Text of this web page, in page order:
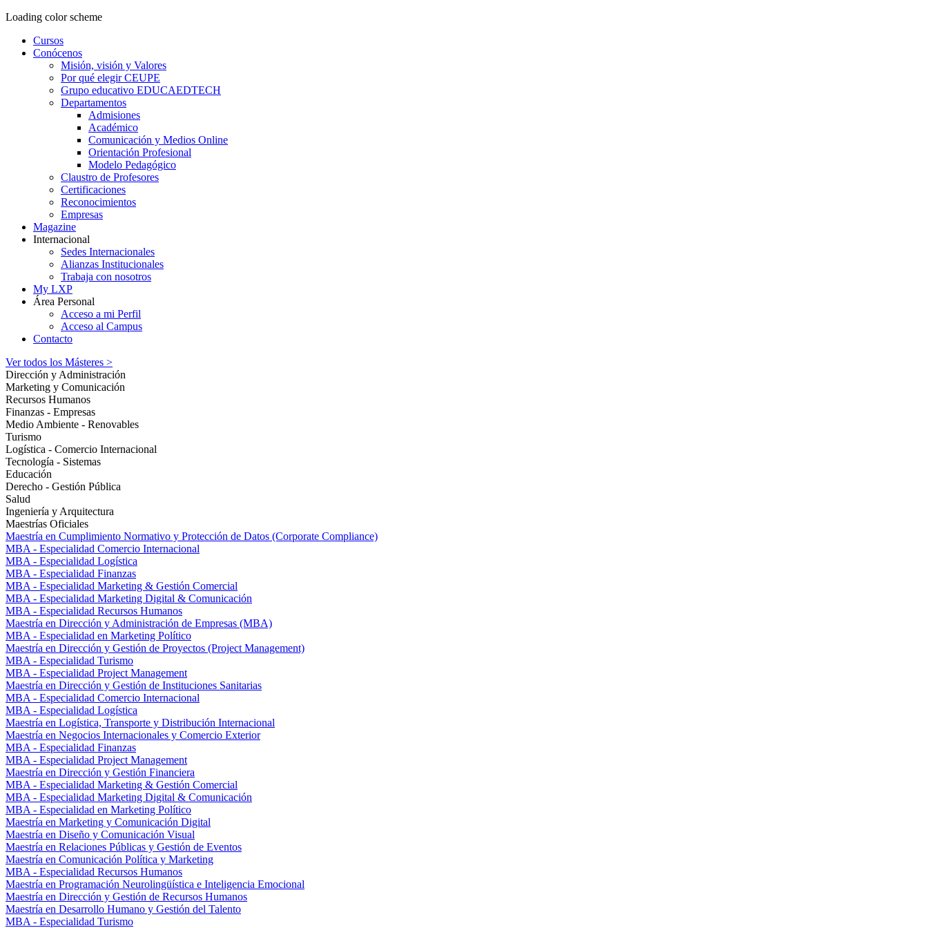
Loading color scheme
Cursos
Conócenos
Misión, visión y Valores
Por qué elegir CEUPE
Grupo educativo EDUCAEDTECH
Departamentos
Admisiones
Académico
Comunicación y Medios Online
Orientación Profesional
Modelo Pedagógico
Claustro de Profesores
Certificaciones
Reconocimientos
Empresas
Magazine
Internacional
Sedes Internacionales
Alianzas Institucionales
Trabaja con nosotros
My LXP
Área Personal
Acceso a mi Perfil
Acceso al Campus
Contacto
Ver todos los Másteres >
Dirección y Administración
Marketing y Comunicación
Recursos Humanos
Finanzas - Empresas
Medio Ambiente - Renovables
Turismo
Logística - Comercio Internacional
Tecnología - Sistemas
Educación
Derecho - Gestión Pública
Salud
Ingeniería y Arquitectura
Maestrías Oficiales
Maestría en Cumplimiento Normativo y Protección de Datos (Corporate Compliance)
MBA - Especialidad Comercio Internacional
MBA - Especialidad Logística
MBA - Especialidad Finanzas
MBA - Especialidad Marketing & Gestión Comercial
MBA - Especialidad Marketing Digital & Comunicación
MBA - Especialidad Recursos Humanos
Maestría en Dirección y Administración de Empresas (MBA)
MBA - Especialidad en Marketing Político
Maestría en Dirección y Gestión de Proyectos (Project Management)
MBA - Especialidad Turismo
MBA - Especialidad Project Management
Maestría en Dirección y Gestión de Instituciones Sanitarias
MBA - Especialidad Comercio Internacional
MBA - Especialidad Logística
Maestría en Logística, Transporte y Distribución Internacional
Maestría en Negocios Internacionales y Comercio Exterior
MBA - Especialidad Finanzas
MBA - Especialidad Project Management
Maestría en Dirección y Gestión Financiera
MBA - Especialidad Marketing & Gestión Comercial
MBA - Especialidad Marketing Digital & Comunicación
MBA - Especialidad en Marketing Político
Maestría en Marketing y Comunicación Digital
Maestría en Diseño y Comunicación Visual
Maestría en Relaciones Públicas y Gestión de Eventos
Maestría en Comunicación Política y Marketing
MBA - Especialidad Recursos Humanos
Maestría en Programación Neurolingüística e Inteligencia Emocional
Maestría en Dirección y Gestión de Recursos Humanos
Maestría en Desarrollo Humano y Gestión del Talento
MBA - Especialidad Turismo